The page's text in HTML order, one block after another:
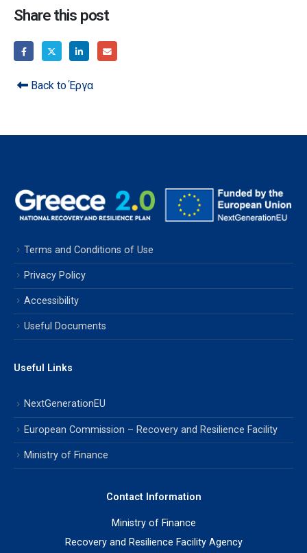
Share this post
Back to Έργα
Terms and Conditions of Use
Privacy Policy
Accessibility
Useful Documents
Useful Links
NextGenerationEU
European Commission – Recovery and Resilience Facility
Ministry of Finance
Contact Information
Ministry of Finance
Recovery and Resilience Facility Agency